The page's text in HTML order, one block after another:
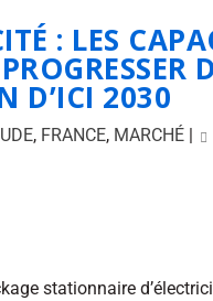
: LES
D’ICI 2030
, FRANCE, MARCHÉ |
stationnaire